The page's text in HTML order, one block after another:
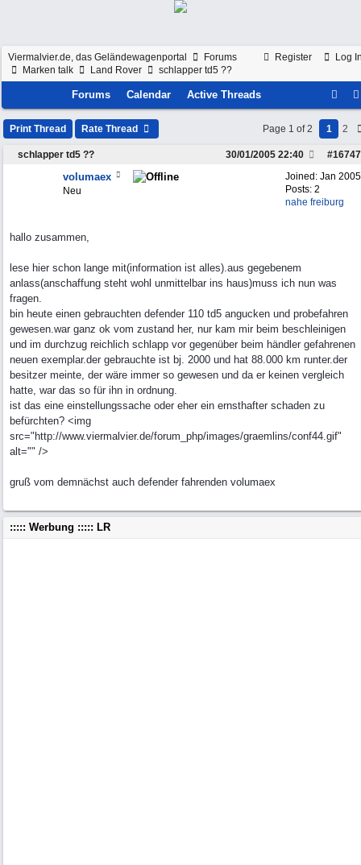
Register Log
Viermalvier.de, das Geländewagenportal
Forums
Marken talk
Land Rover schlapper td5 ??
Forums Calendar Active Threads
Print Thread Rate Thread Page 1 of 2 1 2
schlapper td5 ?? #16747
30/01/2005 22:40
Joined: Jan 2005
Posts: 2
nahe freiburg
volumaex
Neu
hallo zusammen,
lese hier schon lange mit(information ist alles).aus gegebenem
anlass(anschaffung steht wohl unmittelbar ins haus)muss ich nun was
fragen.
bin heute einen gebrauchten defender 110 td5 angucken und probefahren
gewesen.war ganz ok vom zustand her, nur kam mir beim beschleinigen
und im durchzug reichlich schlapp vor gegenüber beim händler gefahrenen
neuen exemplar.der gebrauchte ist bj. 2000 und hat 88.000 km runter.der
besitzer meinte, der wäre immer so gewesen und da er keinen vergleich
hatte, war das so für ihn in ordnung.
ist das eine einstellungssache oder eher ein ernsthafter schaden zu
befürchten? <img
src="http://www.viermalvier.de/forum_php/images/graemlins/conf44.gif"
alt="" />
gruß vom demnächst auch defender fahrenden volumaex
::::: Werbung ::::: LR